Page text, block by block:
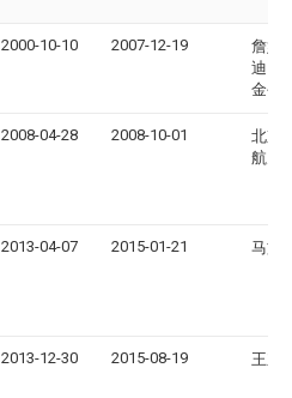
2000-10-10 2007-12-19
詹姆
迪国
金公
2008-04-28 2008-10-01
北京
航天
2013-04-07 2015-01-21 马文
2013-12-30 2015-08-19 王东